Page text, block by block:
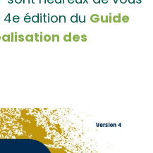
édition du Guide
des